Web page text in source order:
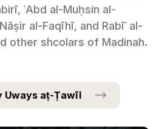
ʿAbd al-Muḥsin al-
al-Faqīhī, and Rabīʿ al-
other shcolars of Madinah.
Uways aṭ-Ṭawīl